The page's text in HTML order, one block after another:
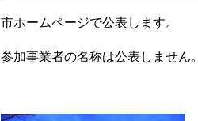
市ホームページで公表します。
参加事業者の名称は公表しません。